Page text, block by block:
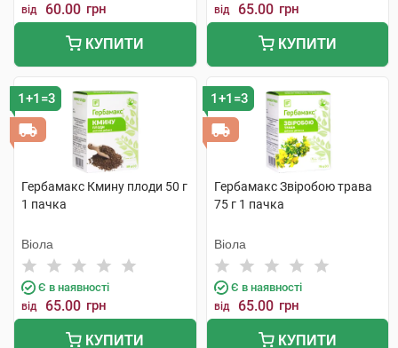
від 60.00 грн
КУПИТИ
від 65.00 грн
КУПИТИ
1+1=3
Гербамакс Кмину плоди 50 г
1 пачка
Віола
Є в наявності
від 65.00 грн
КУПИТИ
1+1=3
Гербамакс Звіробою трава
75 г 1 пачка
Віола
Є в наявності
від 65.00 грн
КУПИТИ